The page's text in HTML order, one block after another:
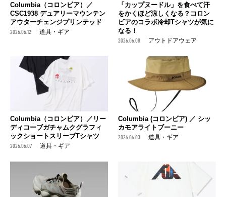
Columbia（コロンビア）／
CSC1938 デュアリーマウンテン
アウターチェンジプリンテッド
2026.06.12 道具・ギア
「カップヌードル」を食べて汗
をかくほど涼しくなる？コロン
ビアのコラボ冷却Tシャツが気に
なる！
2026.06.08 アウトドアウェア
Columbia（コロンビア）／リー
ディコーブガチャムクグラフィ
ックショートスリーブTシャツ
2026.06.07 道具・ギア
Columbia (コロンビア) ／ シッ
カモアライトブーニー
2026.06.03 道具・ギア